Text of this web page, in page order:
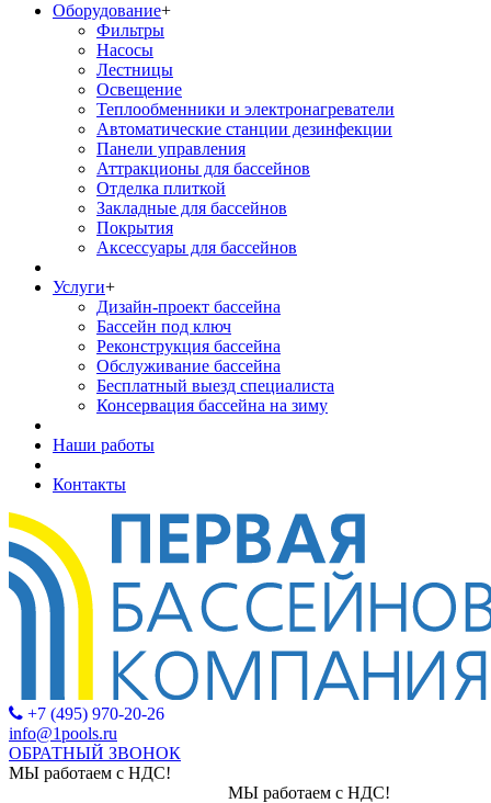
Оборудование+
Фильтры
Насосы
Лестницы
Освещение
Теплообменники и электронагреватели
Автоматические станции дезинфекции
Панели управления
Аттракционы для бассейнов
Отделка плиткой
Закладные для бассейнов
Покрытия
Аксессуары для бассейнов
Услуги+
Дизайн-проект бассейна
Бассейн под ключ
Реконструкция бассейна
Обслуживание бассейна
Бесплатный выезд специалиста
Консервация бассейна на зиму
Наши работы
Контакты
+7 (495) 970-20-26
info@1pools.ru
ОБРАТНЫЙ ЗВОНОК
МЫ работаем с НДС!
МЫ работаем с НДС!